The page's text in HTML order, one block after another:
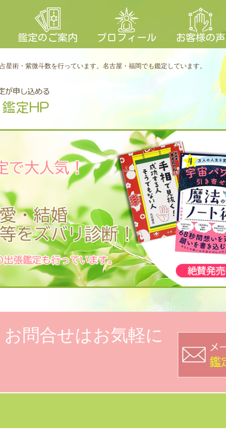
鑑定のご案内 プロフィール お客様の声
星術・紫微斗数を行っています。名古屋・福岡でも鑑定しています。
問合せはお気軽に